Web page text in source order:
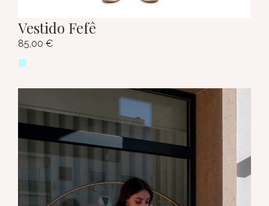
Vestido Fefê
85,00 €